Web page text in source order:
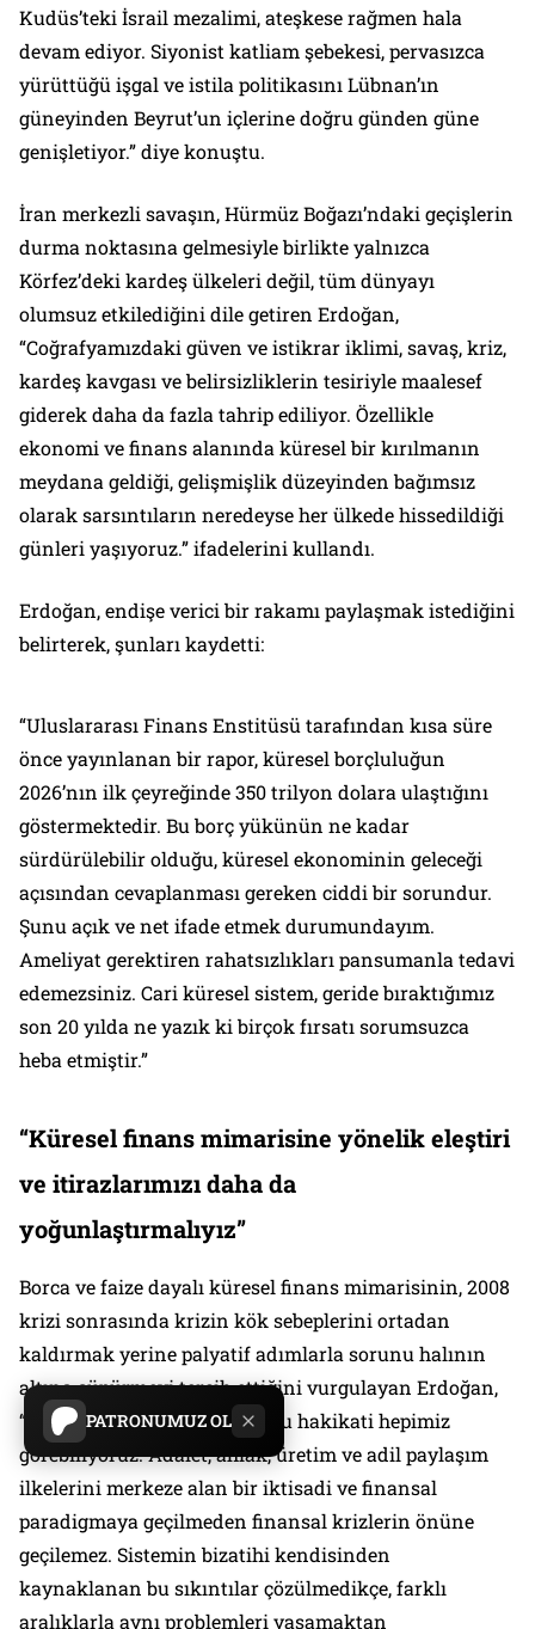
PATRONUMUZ OL
Kudüs’teki İsrail mezalimi, ateşkese rağmen hala
devam ediyor. Siyonist katliam şebekesi, pervasızca
yürüttüğü işgal ve istila politikasını Lübnan’ın
güneyinden Beyrut’un içlerine doğru günden güne
genişletiyor.” diye konuştu.
İran merkezli savaşın, Hürmüz Boğazı’ndaki geçişlerin
durma noktasına gelmesiyle birlikte yalnızca
Körfez’deki kardeş ülkeleri değil, tüm dünyayı
olumsuz etkilediğini dile getiren Erdoğan,
“Coğrafyamızdaki güven ve istikrar iklimi, savaş, kriz,
kardeş kavgası ve belirsizliklerin tesiriyle maalesef
giderek daha da fazla tahrip ediliyor. Özellikle
ekonomi ve finans alanında küresel bir kırılmanın
meydana geldiği, gelişmişlik düzeyinden bağımsız
olarak sarsıntıların neredeyse her ülkede hissedildiği
günleri yaşıyoruz.” ifadelerini kullandı.
Erdoğan, endişe verici bir rakamı paylaşmak istediğini
belirterek, şunları kaydetti:
“Uluslararası Finans Enstitüsü tarafından kısa süre
önce yayınlanan bir rapor, küresel borçluluğun
2026’nın ilk çeyreğinde 350 trilyon dolara ulaştığını
göstermektedir. Bu borç yükünün ne kadar
sürdürülebilir olduğu, küresel ekonominin geleceği
açısından cevaplanması gereken ciddi bir sorundur.
Şunu açık ve net ifade etmek durumundayım.
Ameliyat gerektiren rahatsızlıkları pansumanla tedavi
edemezsiniz. Cari küresel sistem, geride bıraktığımız
son 20 yılda ne yazık ki birçok fırsatı sorumsuzca
heba etmiştir.”
“Küresel finans mimarisine yönelik eleştiri
ve itirazlarımızı daha da
yoğunlaştırmalıyız”
Borca ve faize dayalı küresel finans mimarisinin, 2008
krizi sonrasında krizin kök sebeplerini ortadan
kaldırmak yerine palyatif adımlarla sorunu halının
altına süpürmeyi tercih ettiğini vurgulayan Erdoğan,
“Bugün geldiğimiz noktada şu hakikati hepimiz
görebiliyoruz. Adalet, ahlak, üretim ve adil paylaşım
ilkelerini merkeze alan bir iktisadi ve finansal
paradigmaya geçilmeden finansal krizlerin önüne
geçilemez. Sistemin bizatihi kendisinden
kaynaklanan bu sıkıntılar çözülmedikçe, farklı
aralıklarla aynı problemleri yaşamaktan